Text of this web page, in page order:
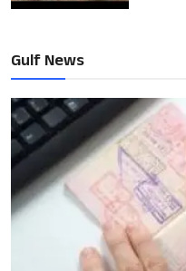
Gulf News